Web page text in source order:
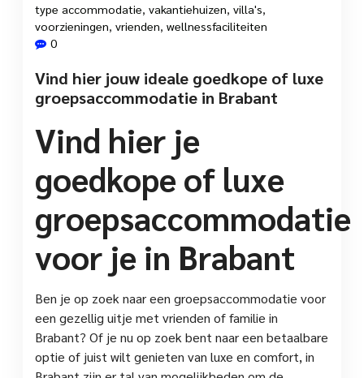
type accommodatie vakantiehuizen villa's
voorzieningen vrienden wellnessfaciliteiten
0
Vind hier jouw ideale goedkope of luxe
groepsaccommodatie in Brabant
Vind hier je
goedkope of luxe
groepsaccommodatie
voor je in Brabant
Ben je op zoek naar een groepsaccommodatie voor
een gezellig uitje met vrienden of familie in
Brabant? Of je nu op zoek bent naar een betaalbare
optie of juist wilt genieten van luxe en comfort, in